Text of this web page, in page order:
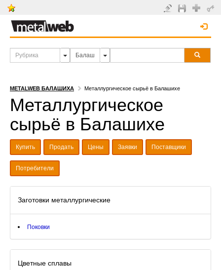
METALWEB БАЛАШИХА Металлургическое сырьё в Балашихе
Металлургическое
сырьё в Балашихе
Купить Продать Цены Заявки Поставщики
Потребители
Заготовки металлургические
Поковки
Цветные сплавы